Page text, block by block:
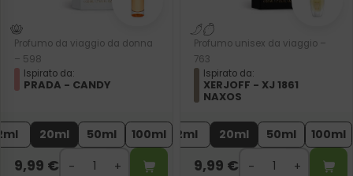
Profumo da viaggio da donna
– 598
Ispirato da:
PRADA - CANDY
20ml 50ml 100ml
9,99 €
Profumo unisex da viaggio –
763
Ispirato da:
XERJOFF - XJ 1861
NAXOS
2ml 20ml 50ml 100ml
9,99 €